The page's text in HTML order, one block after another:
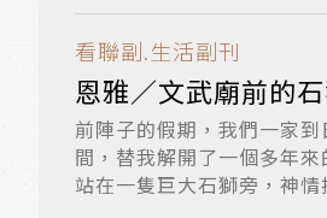
看聯副.生活副刊
恩雅／文武廟前的
前陣子的假期，我們一家
間，替我解開了一個多年
站在一隻巨大石獅旁，神